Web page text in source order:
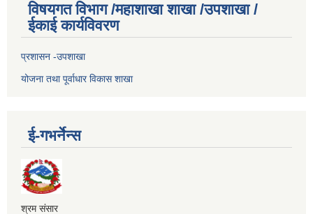
विषयगत विभाग /महाशाखा शाखा /उपशाखा /
ईकाई कार्यविवरण
प्रशासन -उपशाखा
योजना तथा पूर्वाधार विकास शाखा
ई-गभर्नेन्स
श्रम संसार